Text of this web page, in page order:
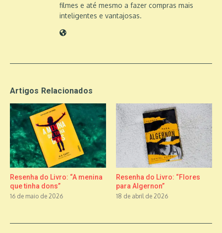
filmes e até mesmo a fazer compras mais
inteligentes e vantajosas.
Artigos Relacionados
Resenha do Livro: “A menina
que tinha dons”
16 de maio de 2026
Resenha do Livro: “Flores
para Algernon”
18 de abril de 2026